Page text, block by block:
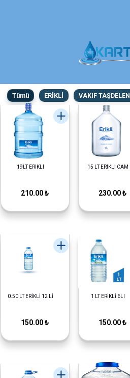
Tümü ERİKLİ VAKIF TAŞDELEN
19LT ERİKLİ
210.00 ₺
15 LT ERİKLİ CAM
230.00 ₺
0.50 LT ERİKLİ 12 Lİ
150.00 ₺
1 LT ERİKLİ 6LI
150.00 ₺